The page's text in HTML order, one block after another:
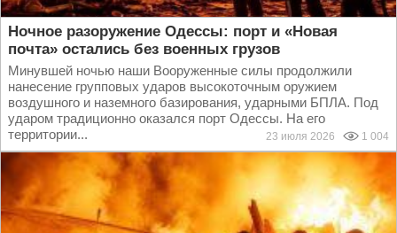
Ночное разоружение Одессы: порт и «Новая
почта» остались без военных грузов
Минувшей ночью наши Вооруженные силы продолжили
нанесение групповых ударов высокоточным оружием
воздушного и наземного базирования, ударными БПЛА. Под
ударом традиционно оказался порт Одессы. На его
территории...
23 июля 2026 1 004